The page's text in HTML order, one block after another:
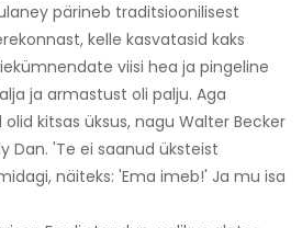
pärineb traditsioonilisest
kelle kasvatasid kaks
viisi hea ja pingeline
ja armastust oli palju. Aga
kitsas üksus, nagu Walter Becker
Dan. 'Te ei saanud üksteist
näiteks: 'Ema imeb!' Ja mu isa